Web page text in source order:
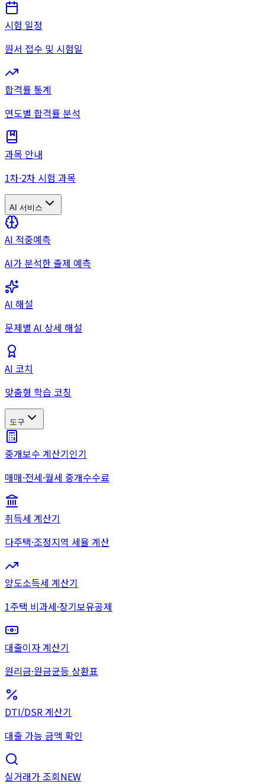
시험 일정
원서 접수 및 시험일
합격률 통계
연도별 합격률 분석
과목 안내
1차·2차 시험 과목
AI 서비스
AI 적중예측
AI가 분석한 출제 예측
AI 해설
문제별 AI 상세 해설
AI 코치
맞춤형 학습 코칭
도구
중개보수 계산기인기
매매·전세·월세 중개수수료
취득세 계산기
다주택·조정지역 세율 계산
양도소득세 계산기
1주택 비과세·장기보유공제
대출이자 계산기
원리금·원금균등 상환표
DTI/DSR 계산기
대출 가능 금액 확인
실거래가 조회NEW